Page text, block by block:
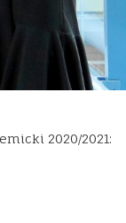
2020/2021: